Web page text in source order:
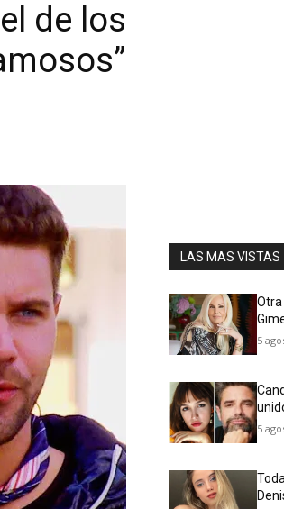
de los
LAS MAS VISTAS
5
5